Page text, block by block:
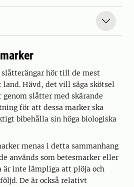
slåtterängar hör till de mest
Hävd, det vill säga skötsel
slåtter med skärande
för att dessa marker ska
bibehålla sin höga biologiska
menas i detta sammanhang
används som betesmarker eller
är inte lämpliga att plöja och
De är också relativt